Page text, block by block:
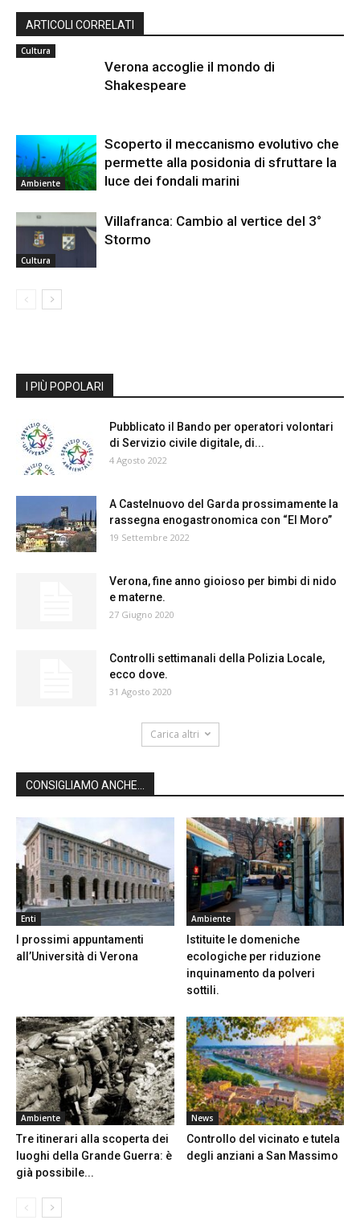
ARTICOLI CORRELATI
Cultura
Verona accoglie il mondo di
Shakespeare
Ambiente
Scoperto il meccanismo evolutivo che
permette alla posidonia di sfruttare la
luce dei fondali marini
Cultura
Villafranca: Cambio al vertice del 3°
Stormo
I PIÙ POPOLARI
Pubblicato il Bando per operatori volontari
di Servizio civile digitale, di...
4 Agosto 2022
A Castelnuovo del Garda prossimamente la
rassegna enogastronomica con “El Moro”
19 Settembre 2022
Verona, fine anno gioioso per bimbi di nido
e materne.
27 Giugno 2020
Controlli settimanali della Polizia Locale,
ecco dove.
31 Agosto 2020
Carica altri
CONSIGLIAMO ANCHE...
Enti
I prossimi appuntamenti
all’Università di Verona
Ambiente
Istituite le domeniche
ecologiche per riduzione
inquinamento da polveri
sottili.
Ambiente
Tre itinerari alla scoperta dei
luoghi della Grande Guerra: è
già possibile...
News
Controllo del vicinato e tutela
degli anziani a San Massimo